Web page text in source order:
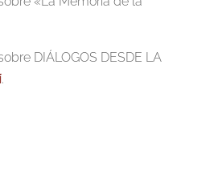
DIÁLOGOS DESDE LA
.